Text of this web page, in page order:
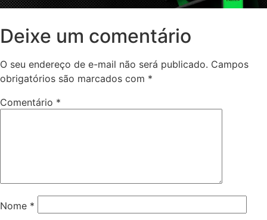
Deixe um comentário
O seu endereço de e-mail não será publicado. Campos
obrigatórios são marcados com *
Comentário *
Nome *